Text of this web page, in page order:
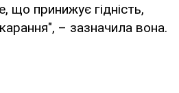
що принижує гідність,
– зазначила вона.